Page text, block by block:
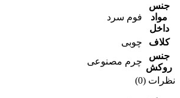
جنس
مواد
داخل
فوم سرد
کلاف
چوبی
جنس
روکش
چرم مصنوعی
نظرات (0)